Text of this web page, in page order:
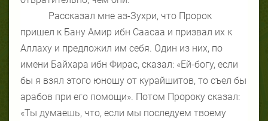
Рассказал мне аз-Зухри, что Пророк
пришел к Бану Амир ибн Саасаа и призвал их к
Аллаху и предложил им себя. Один из них, по
имени Байхара ибн Фирас, сказал: «Ей-богу, если
бы я взял этого юношу от курайшитов, то съел бы
арабов при его помощи». Потом Пророку сказал:
«Ты думаешь, что, если мы последуем твоему